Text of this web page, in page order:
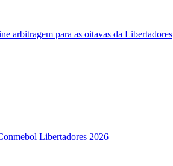
arbitragem para as oitavas da Libertadores
Libertadores 2026